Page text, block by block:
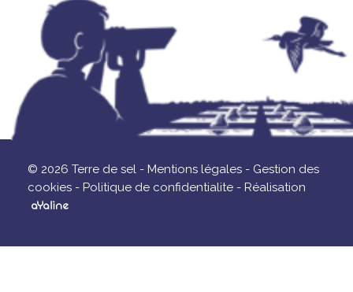
© 2026 Terre de sel - Mentions légales - Gestion des
cookies - Politique de confidentialite - Réalisation